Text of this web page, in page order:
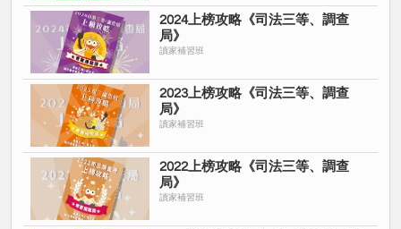
2024上榜攻略《司法三等、調查
局》
讀家補習班
2023上榜攻略《司法三等、調查
局》
讀家補習班
2022上榜攻略《司法三等、調查
局》
讀家補習班